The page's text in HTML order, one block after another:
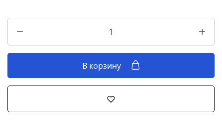
В корзину